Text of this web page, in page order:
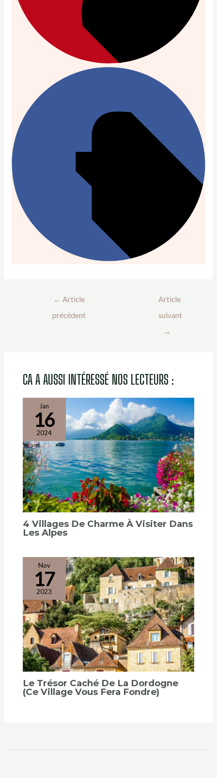
← Article
précédent
Article
suivant
→
CA A AUSSI INTÉRESSÉ NOS LECTEURS :
Jan
16
2024
4 Villages De Charme À Visiter Dans
Les Alpes
Nov
17
2023
Le Trésor Caché De La Dordogne
(ce Village Vous Fera Fondre)